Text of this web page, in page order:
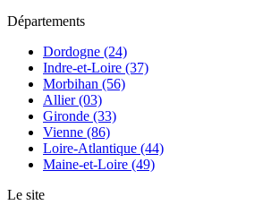
Départements
Dordogne (24)
Indre-et-Loire (37)
Morbihan (56)
Allier (03)
Gironde (33)
Vienne (86)
Loire-Atlantique (44)
Maine-et-Loire (49)
Le site